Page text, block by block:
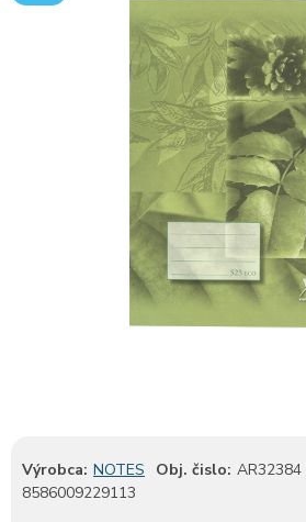
Výrobca: NOTES Obj. čislo: AR32384
8586009229113